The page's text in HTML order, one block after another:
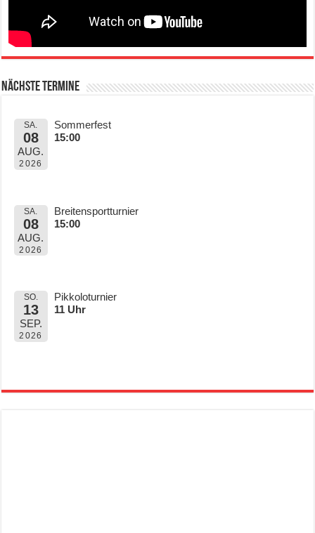
Nächste Termine
SA.
08
AUG.
2026
Sommerfest
15:00
SA.
08
AUG.
2026
Breitensportturnier
15:00
SO.
13
SEP.
2026
Pikkoloturnier
11 Uhr